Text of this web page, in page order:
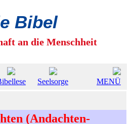
Bibel
an die Menschheit
Seelsorge MENÜ
(Andachten-